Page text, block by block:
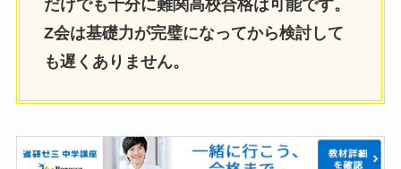
だけでも十分に難関高校合格は可能です。
Z会は基礎力が完璧になってから検討して
も遅くありません。